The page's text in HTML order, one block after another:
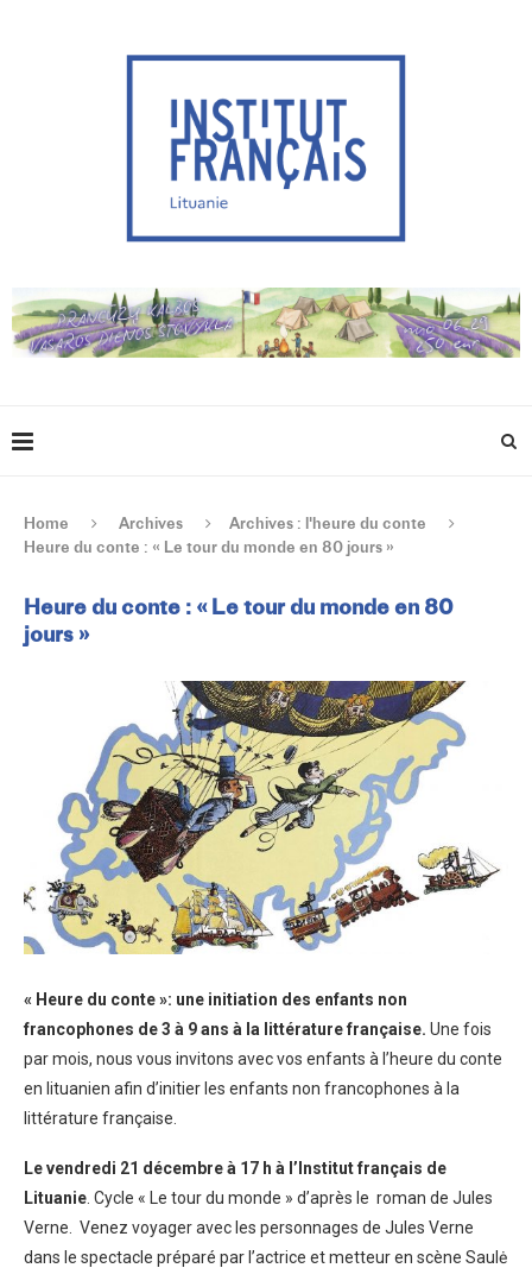
Home Archives
Archives : l'heure du conte
Heure du conte : « Le tour du monde en 80 jours »
Heure du conte : « Le tour du monde en 80
jours »
« Heure du conte »: une initiation des enfants non
francophones de 3 à 9 ans à la littérature française. Une fois
par mois, nous vous invitons avec vos enfants à l’heure du conte
en lituanien afin d’initier les enfants non francophones à la
littérature française.
Le vendredi 21 décembre à 17 h à l’Institut français de
Lituanie Cycle « Le tour du monde » d’après le roman de Jules
Verne. Venez voyager avec les personnages de Jules Verne
dans le spectacle préparé par l’actrice et metteur en scène Saulė